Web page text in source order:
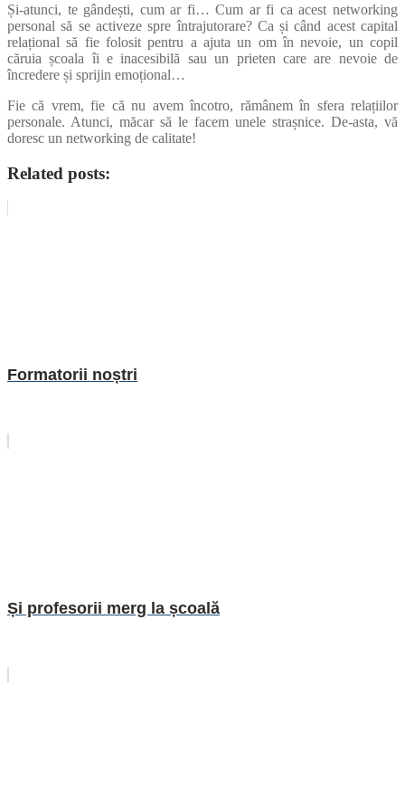
Și-atunci, te gândești, cum ar fi… Cum ar fi ca acest networking
personal să se activeze spre întrajutorare? Ca și când acest capital
relațional să fie folosit pentru a ajuta un om în nevoie, un copil
căruia școala îi e inacesibilă sau un prieten care are nevoie de
încredere și sprijin emoțional…
Fie că vrem, fie că nu avem încotro, rămânem în sfera relațiilor
personale. Atunci, măcar să le facem unele strașnice. De-asta, vă
doresc un networking de calitate!
Related posts:
Formatorii noștri
Și profesorii merg la școală